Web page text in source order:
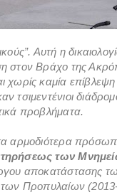
Αυτή η
στον Βράχο της
χωρίς καμία
τσιμεντένιοι
προβλήματα.
αρμοδιότερα
των
αποκατάστασης
των Προπυλαίων